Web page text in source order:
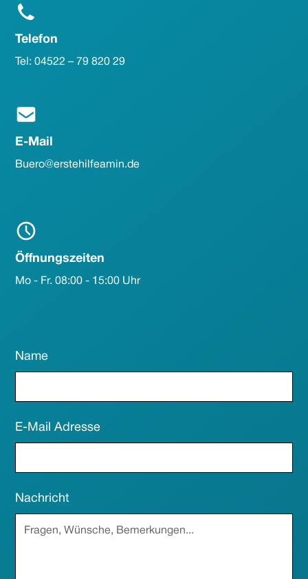
Name
E-Mail Adresse
Nachricht
Telefon
Tel: 04522 – 79 820 29
E-Mail
Buero@erstehilfeamin.de
Öffnungszeiten
Mo - Fr. 08:00 - 15:00 Uhr